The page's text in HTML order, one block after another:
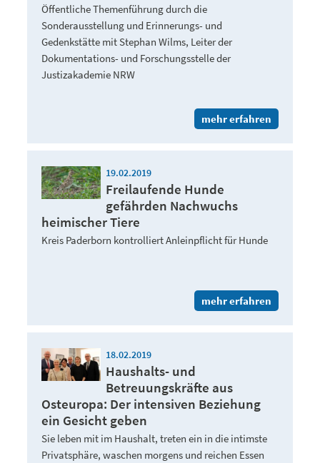
Öffentliche Themenführung durch die
Sonderausstellung und Erinnerungs- und
Gedenkstätte mit Stephan Wilms, Leiter der
Dokumentations- und Forschungsstelle der
Justizakademie NRW
mehr erfahren
19.02.2019
Freilaufende Hunde
gefährden Nachwuchs
heimischer Tiere
Kreis Paderborn kontrolliert Anleinpflicht für Hunde
mehr erfahren
18.02.2019
Haushalts- und
Betreuungskräfte aus
Osteuropa: Der intensiven Beziehung
ein Gesicht geben
Sie leben mit im Haushalt, treten ein in die intimste
Privatsphäre, waschen morgens und reichen Essen